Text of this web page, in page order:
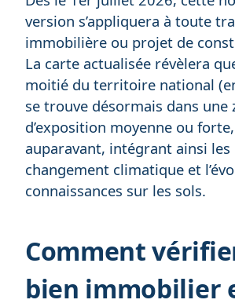
version s’appliquera à toute
immobilière ou projet de
La carte actualisée révèlera
moitié du territoire national
se trouve désormais dans une
d’exposition moyenne ou
auparavant, intégrant ainsi les
changement climatique et
connaissances sur les sols.
Comment
bien immobilier